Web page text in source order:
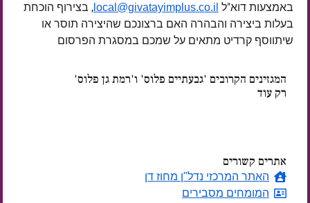
באמצעות דוא"ל local@givatayimplus.co.il , בצירוף הוכחת
בעלות ביצירה והבהרה האם ברצונכם שהיצירה תוסר או
שיתווסף קרדיט מתאים על שמכם במסגרת הפרסום
המגזינים הקרובים 'גבעתיים פלוס' ו'רמת גן פלוס'
רק עוד
אתרים קשורים
האתר המרכזי נדל"ן מחוז דן
המומחים מסבירים